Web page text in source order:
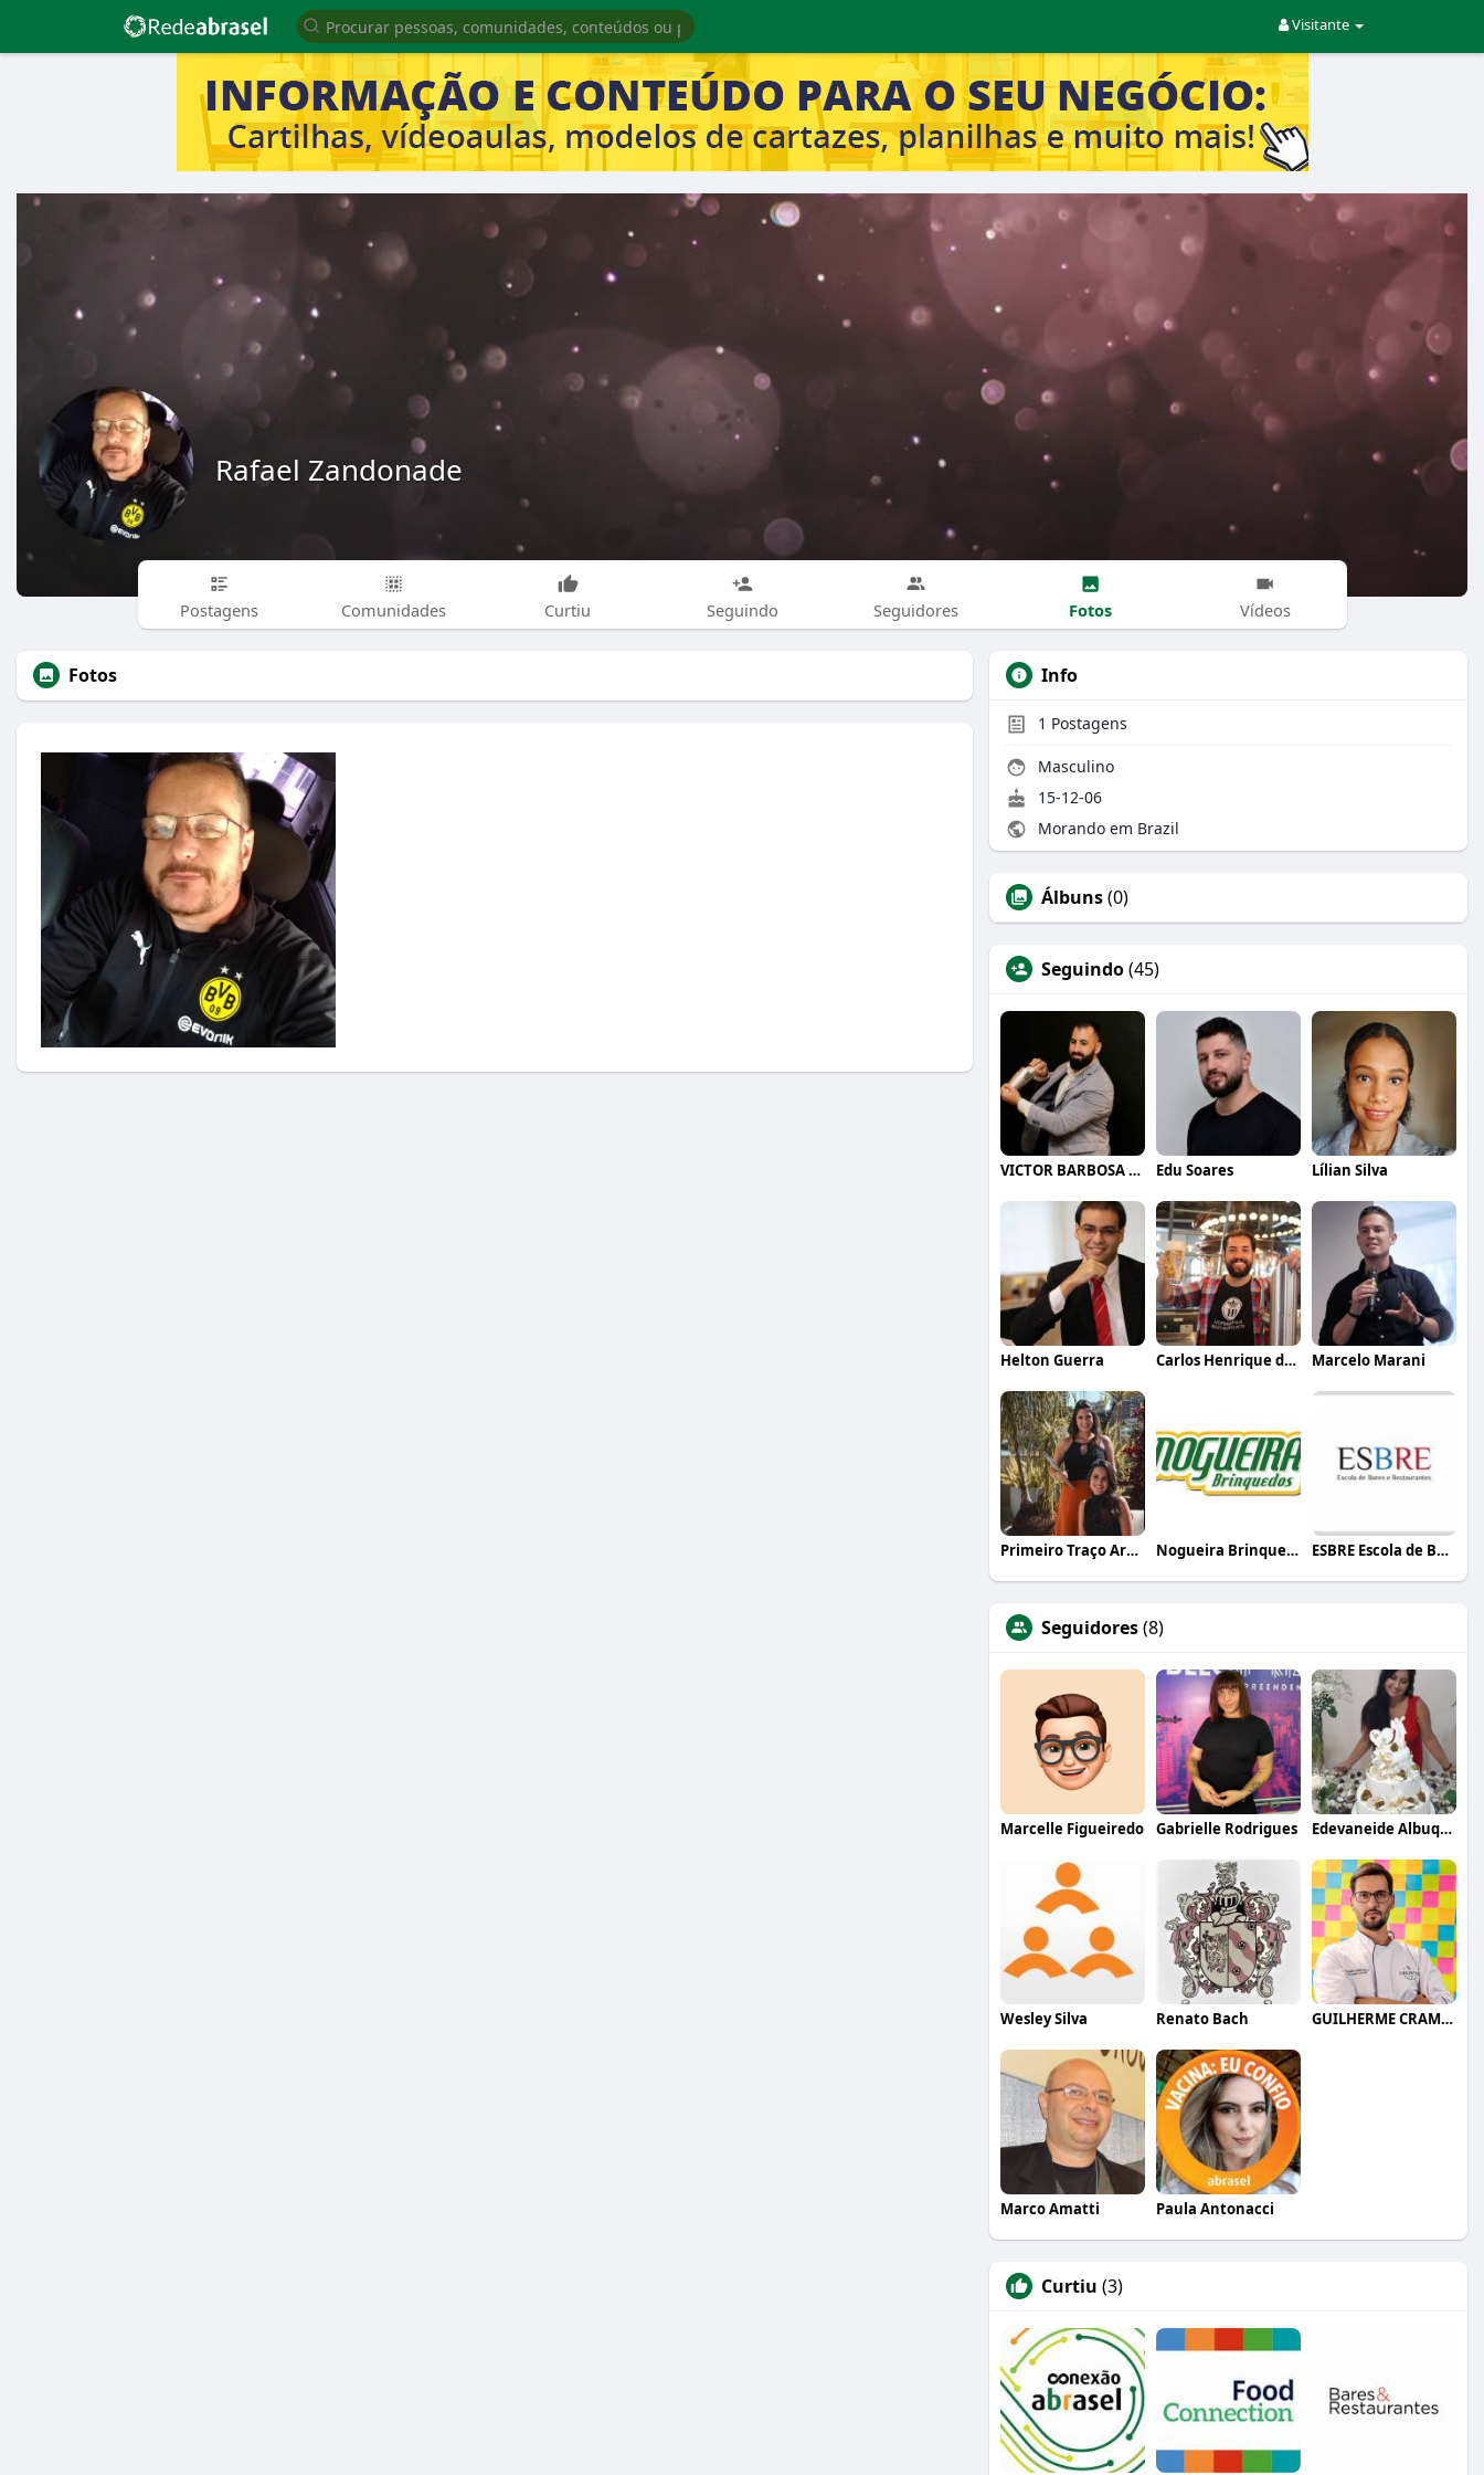
Visitante
Rafael Zandonade
Postagens Comunidades Curtiu Seguindo Seguidores Fotos Vídeos
Fotos Info
1 Postagens
Masculino
15-12-06
Morando em Brazil
Álbuns(0)
Seguindo(45)
VICTOR BARBOSA QUARANTA Edu Soares Lílian Silva
Helton Guerra Carlos Henrique de Faria Vasconcelos Marcelo Marani
Primeiro Traço Arquitetura Nogueira Brinquedos ESBRE Escola de Bares e Restaurantes
Seguidores(8)
Marcelle Figueiredo Gabrielle Rodrigues Edevaneide Albuquerque
Wesley Silva Renato Bach GUILHERME CRAMER BALLE
Marco Amatti Paula Antonacci
Curtiu (3)